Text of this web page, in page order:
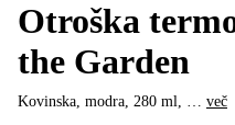
Otroška
the Garden
Kovinska, modra, 280 ml, … več